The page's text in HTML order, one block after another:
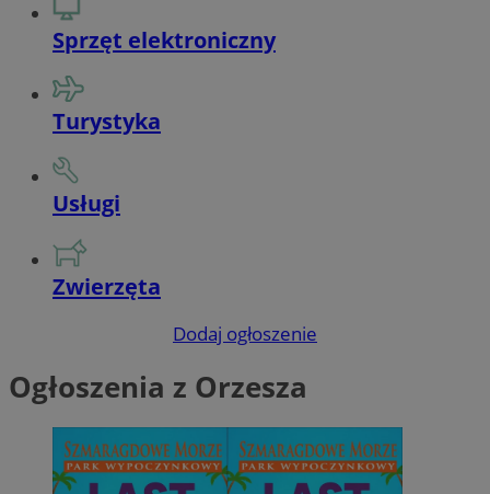
Sprzęt elektroniczny
Turystyka
Usługi
Zwierzęta
Dodaj ogłoszenie
Ogłoszenia z Orzesza